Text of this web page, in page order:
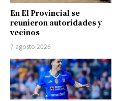
En El Provincial se
reunieron autoridades y
vecinos
7 agosto 2026